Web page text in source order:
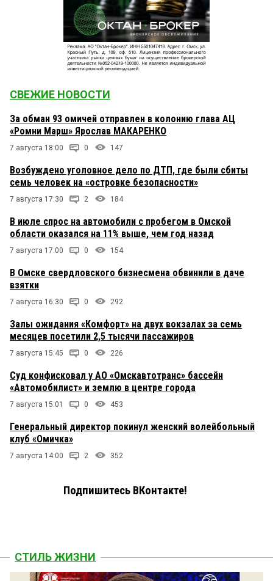
СВЕЖИЕ НОВОСТИ
За обман 93 омичей отправлен в колонию глава АЦ
«Ромни Марш» Ярослав МАКАРЕНКО
7 августа 18:00 0 147
Возбуждено уголовное дело по ДТП, где были сбиты
семь человек на «островке безопасности»
7 августа 17:30 2 184
В июле спрос на автомобили с пробегом в Омской
области оказался на 11% выше, чем год назад
7 августа 17:00 0 154
В Омске свердловского бизнесмена обвинили в даче
взятки
7 августа 16:30 0 292
Залы ожидания «Комфорт» на двух вокзалах за семь
месяцев посетили 2,5 тысячи пассажиров
7 августа 15:45 0 226
Суд конфисковал у АО «Омскавтотранс» бассейн
«Автомобилист» и землю в центре города
7 августа 15:01 0 453
Генеральный директор покинул женский волейбольный
клуб «Омичка»
7 августа 14:00 2 352
Подпишитесь ВКонтакте!
СТИЛЬ ЖИЗНИ